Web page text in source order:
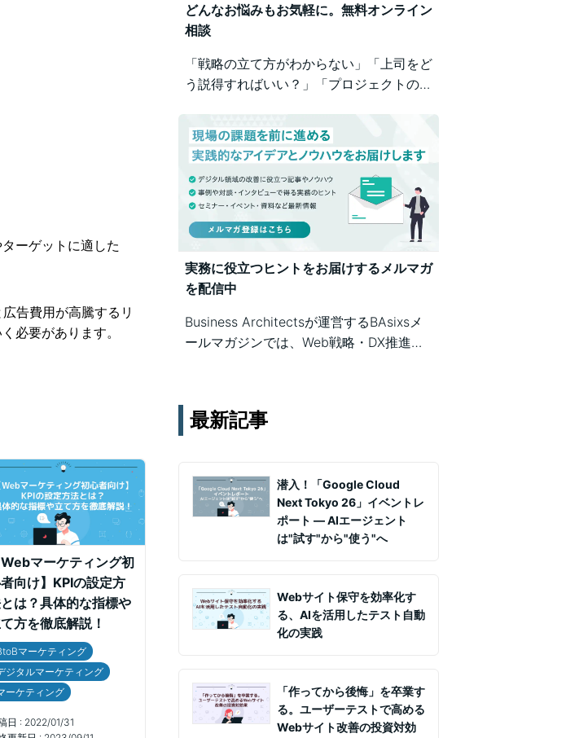
ーゲットに適した
告費用が高騰するリ
必要があります。
Webマーケティング初
向け】KPIの設定方
は？具体的な指標や
方を徹底解説！
マーケティング
ジタルマーケティング
ーケティング
日 : 2022/01/31
どんなお悩みもお気軽に。無料オンライン
相談
「戦略の立て方がわからない」「上司をど
う説得すればいい？」「プロジェクトの進
Business Architectsが、戦略から運用ま
で幅広くご相談を承ります。
実務に役立つヒントをお届けするメルマガ
を配信中
Business Architectsが運営するBAsixsメ
ールマガジンでは、Web戦略・DX推進・
通じて課題解決を支援します。
最新記事
潜入！「Google Cloud
Next Tokyo 26」イベントレ
ポート ― AIエージェント
は"試す"から"使う"へ
Webサイト保守を効率化す
る、AIを活用したテスト自動
化の実践
「作ってから後悔」を卒業す
る。ユーザーテストで高める
Webサイト改善の投資対効